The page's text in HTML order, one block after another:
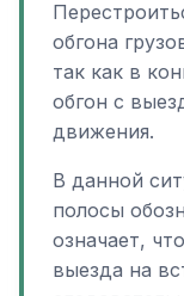
обгона
так как в
обгон с
движения.
В данной
полосы
означает,
выезда на